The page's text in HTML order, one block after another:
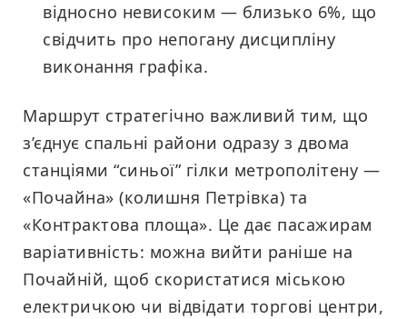
відносно невисоким — близько 6%, що
свідчить про непогану дисципліну
виконання графіка.
Маршрут стратегічно важливий тим, що
з’єднує спальні райони одразу з двома
станціями “синьої” гілки метрополітену —
«Почайна» (колишня Петрівка) та
«Контрактова площа». Це дає пасажирам
варіативність: можна вийти раніше на
Почайній, щоб скористатися міською
електричкою чи відвідати торгові центри,